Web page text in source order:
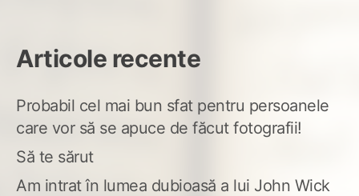
Articole recente
Probabil cel mai bun sfat pentru persoanele
care vor să se apuce de făcut fotografii!
Să te sărut
Am intrat în lumea dubioasă a lui John Wick